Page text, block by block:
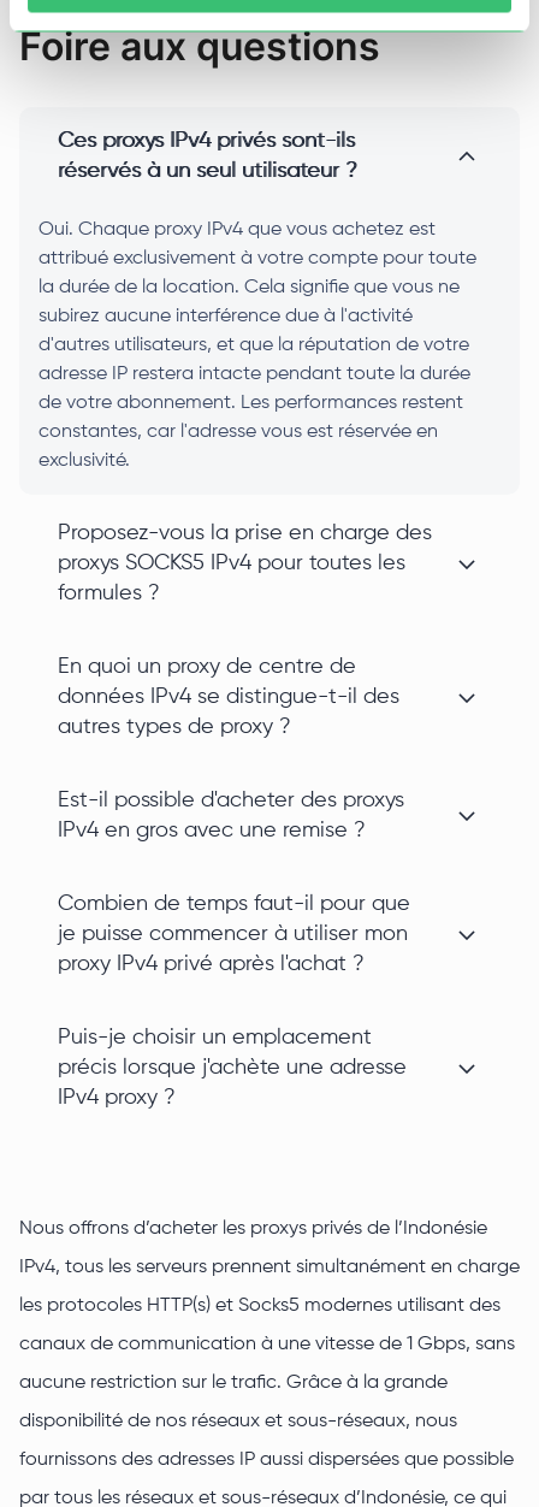
Foire aux questions
Ces proxys IPv4 privés sont-ils
réservés à un seul utilisateur ?
Oui. Chaque proxy IPv4 que vous achetez est
attribué exclusivement à votre compte pour toute
la durée de la location. Cela signifie que vous ne
subirez aucune interférence due à l'activité
d'autres utilisateurs, et que la réputation de votre
adresse IP restera intacte pendant toute la durée
de votre abonnement. Les performances restent
constantes, car l'adresse vous est réservée en
exclusivité.
Proposez-vous la prise en charge des
proxys SOCKS5 IPv4 pour toutes les
formules ?
En quoi un proxy de centre de
données IPv4 se distingue-t-il des
autres types de proxy ?
Est-il possible d'acheter des proxys
IPv4 en gros avec une remise ?
Combien de temps faut-il pour que
je puisse commencer à utiliser mon
proxy IPv4 privé après l'achat ?
Puis-je choisir un emplacement
précis lorsque j'achète une adresse
IPv4 proxy ?
Nous offrons d’acheter les proxys privés de l’Indonésie
IPv4, tous les serveurs prennent simultanément en charge
les protocoles HTTP(s) et Socks5 modernes utilisant des
canaux de communication à une vitesse de 1 Gbps, sans
aucune restriction sur le trafic. Grâce à la grande
disponibilité de nos réseaux et sous-réseaux, nous
fournissons des adresses IP aussi dispersées que possible
par tous les réseaux et sous-réseaux d’Indonésie, ce qui